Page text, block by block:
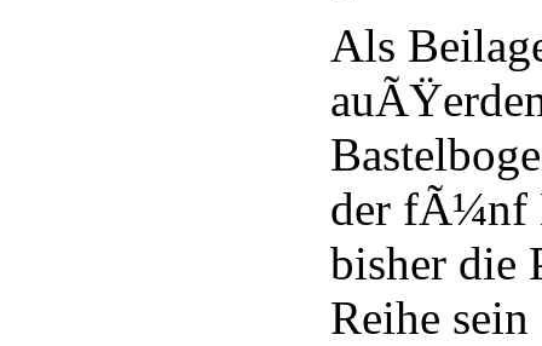
Als
der fÃ¼nf
bisher die
Reihe